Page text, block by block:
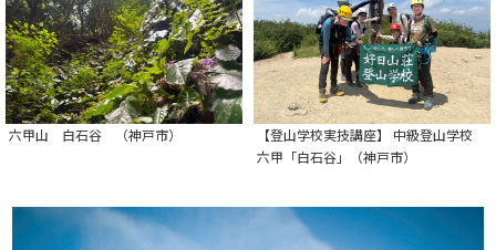
六甲山 白石谷 （神戸市）
【登山学校実技講座】 中級登山学校
六甲「白石谷」（神戸市）